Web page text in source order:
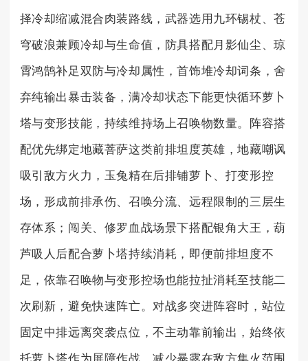
择冷却缩减混合肉装路线，武器选用九环锡杖、苍
穹破浪兼顾冷却与生命值，防具搭配月影仙尘、琼
霄鸿鹄补足双防与冷却属性，首饰堆冷却词条，舍
弃纯输出暴击装备，满冷却状态下能更快循环萝卜
塔与变形技能，持续维持场上召唤物数量。阵容搭
配优先绑定地藏菩萨这类前排坦度英雄，地藏嘲讽
吸引敌方火力，玉兔精在后排铺萝卜、打变形控
场，形成前排承伤、召唤分流、远程限制的三层生
存体系；闯关、修罗血战场景下搭配银角大王，葫
芦吸人后配合萝卜塔持续消耗，即便前排坦度不
足，依靠召唤物与变形控场也能拉扯消耗至技能二
次刷新，避免快速阵亡。对战多突进阵容时，站位
固定中排远离突袭点位，不主动靠前输出，始终依
托萝卜塔作为屏障作战，减少暴露在敌方集火范围